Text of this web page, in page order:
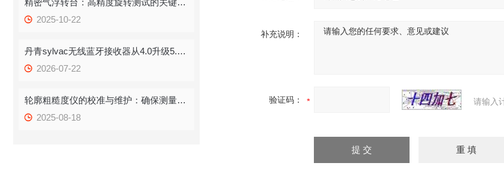
补充说明：
验证码： 请输入
精密气浮转台：高精度旋转测试的关键设备
2025-10-22
丹青sylvac无线蓝牙接收器从4.0升级5.0了
2026-07-22
轮廓粗糙度仪的校准与维护：确保测量精度
2025-08-18